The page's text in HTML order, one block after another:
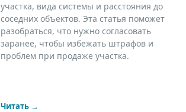
участка, вида системы и расстояния до
соседних объектов. Эта статья поможет
разобраться, что нужно согласовать
заранее, чтобы избежать штрафов и
проблем при продаже участка.
Читать →